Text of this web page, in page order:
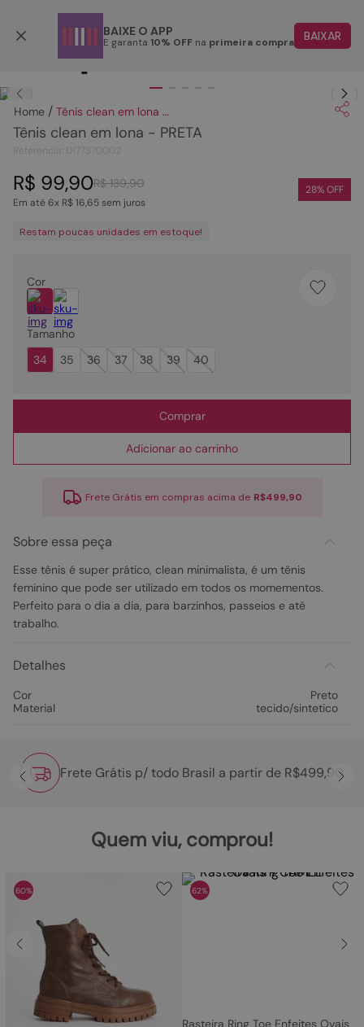
BAIXE O APP
E garanta 10% OFF na primeira compra BAIXAR
Tênis clean em lona - PRETA
Tênis clean em lona - PRETA
R$ 139,90
R$ 99,90
Em até6x R$16,65sem juros
28% OFF
Restam poucas unidades em estoque!
Cor
Tamanho
34
35 36 37 38 39 40
Comprar
Adicionar ao carrinho
Frete Grátis em compras acima de R$499,90
Sobre essa peça
Esse tênis é super prático, clean minimalista, é um tênis
feminino que pode ser utilizado em todos os momementos.
Perfeito para o dia a dia, para barzinhos, passeios e até
trabalho.
Detalhes
Cor
Preto
Material
tecido/sintetico
Frete Grátis p/ todo Brasil a partir de R$499,90
Quem viu, comprou!
60% 62%
Rasteira Ring Toe Enfeites Ovais
1
2º
tenis
4º
sandalia
5º
rasteira
6º
tamanco
sapatilha
óculos
10º couro